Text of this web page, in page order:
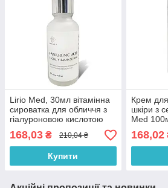
Lirio Med, 30мл вітамінна
сироватка для обличчя з
гіалуроновою кислотою
168,03 ₴ 210,04 ₴
Купити
Крем
шкіри з
Med
168,02